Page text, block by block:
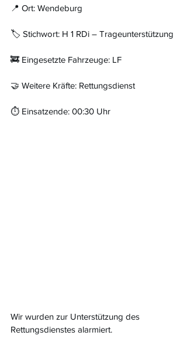
📍 Ort: Wendeburg
🏷️ Stichwort: H 1 RDi – Trageunterstützung
🚒 Eingesetzte Fahrzeuge: LF
🤝 Weitere Kräfte: Rettungsdienst
⏱️ Einsatzende: 00:30 Uhr
Wir wurden zur Unterstützung des
Rettungsdienstes alarmiert.